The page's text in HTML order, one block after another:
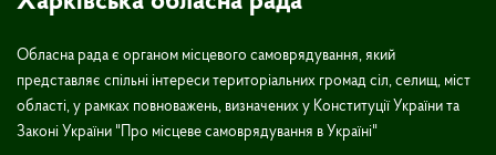
Обласна рада є органом місцевого самоврядування, який
представляє спільні інтереси територіальних громад сіл, селищ, міст
області, у рамках повноважень, визначених у Конституції України та
Законі України "Про місцеве самоврядування в Україні"